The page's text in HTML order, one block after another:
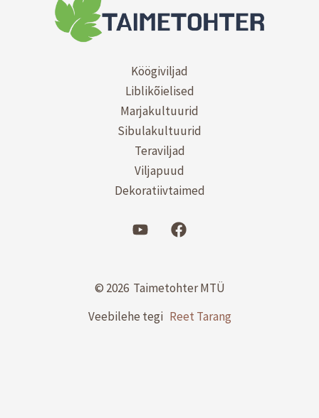
Köögiviljad
Liblikõielised
Marjakultuurid
Sibulakultuurid
Teraviljad
Viljapuud
Dekoratiivtaimed
© 2026 Taimetohter MTÜ
Veebilehe tegi Reet Tarang